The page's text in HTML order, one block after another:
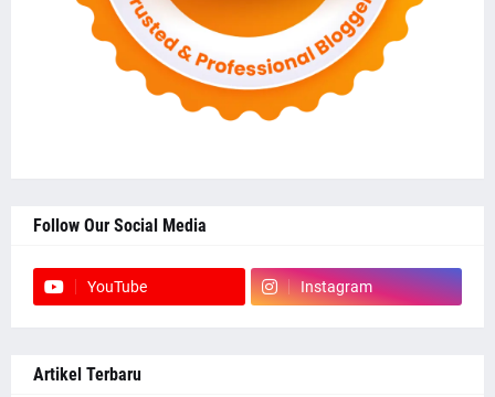
Follow Our Social Media
YouTube Instagram
Artikel Terbaru